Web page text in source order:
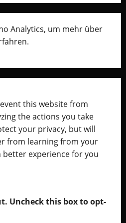
Analytics, um mehr über
this website from
the actions you take
your privacy, but will
from learning from your
experience for you
Uncheck this box to opt-